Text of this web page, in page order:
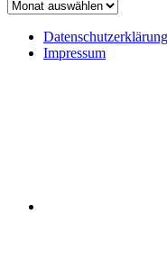
Achiv
Datenschutzerklärung
Impressum